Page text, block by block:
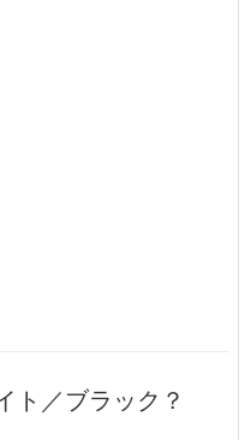
ト／ブラック？